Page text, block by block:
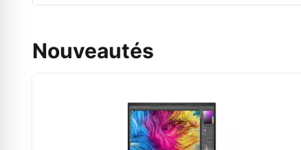
Nouveautés